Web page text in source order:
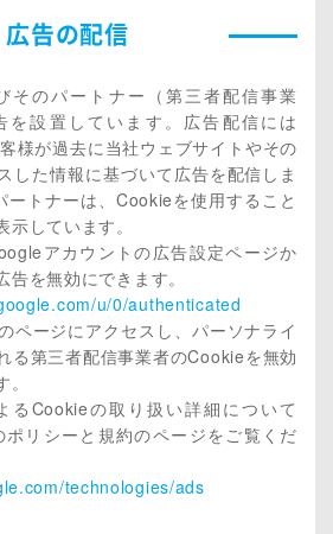
広告の配信
そのパートナー（第三者配信事業
を設置しています。広告配信には
様が過去に当社ウェブサイトやその
した情報に基づいて広告を配信しま
トナーは、Cookieを使用すること
しています。
アカウントの広告設定ページか
を無効にできます。
u/0/authenticated
ページにアクセスし、パーソナライ
る第三者配信事業者のCookieを無効
るCookieの取り扱い詳細について
リシーと規約のページをご覧くだ
technologies/ads